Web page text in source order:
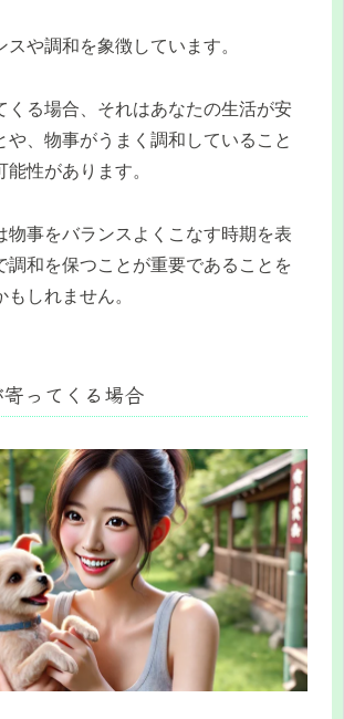
スや調和を象徴しています。
くる場合、それはあなたの生活が安
や、物事がうまく調和していること
能性があります。
物事をバランスよくこなす時期を表
調和を保つことが重要であることを
しれません。
ってくる場合